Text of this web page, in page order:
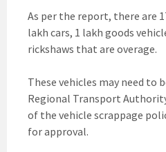
As per the report, there are
lakh cars, 1 lakh goods
rickshaws that are overage.
These vehicles may need to
Regional Transport
of the vehicle scrappage
for approval.